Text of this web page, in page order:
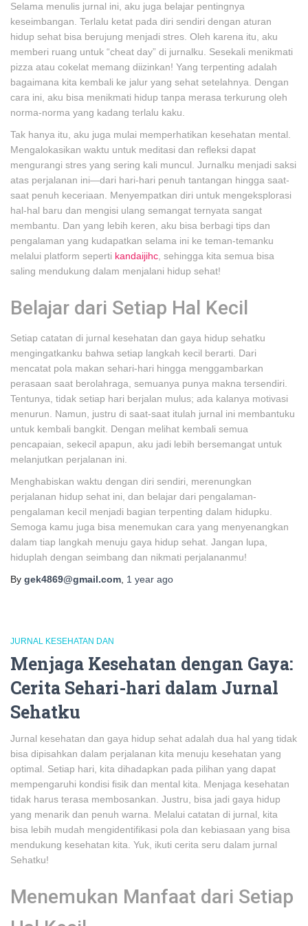
Selama menulis jurnal ini, aku juga belajar pentingnya
keseimbangan. Terlalu ketat pada diri sendiri dengan aturan
hidup sehat bisa berujung menjadi stres. Oleh karena itu, aku
memberi ruang untuk “cheat day” di jurnalku. Sesekali menikmati
pizza atau cokelat memang diizinkan! Yang terpenting adalah
bagaimana kita kembali ke jalur yang sehat setelahnya. Dengan
cara ini, aku bisa menikmati hidup tanpa merasa terkurung oleh
norma-norma yang kadang terlalu kaku.
Tak hanya itu, aku juga mulai memperhatikan kesehatan mental.
Mengalokasikan waktu untuk meditasi dan refleksi dapat
mengurangi stres yang sering kali muncul. Jurnalku menjadi saksi
atas perjalanan ini—dari hari-hari penuh tantangan hingga saat-
saat penuh keceriaan. Menyempatkan diri untuk mengeksplorasi
hal-hal baru dan mengisi ulang semangat ternyata sangat
membantu. Dan yang lebih keren, aku bisa berbagi tips dan
pengalaman yang kudapatkan selama ini ke teman-temanku
melalui platform seperti kandaijihc , sehingga kita semua bisa
saling mendukung dalam menjalani hidup sehat!
Belajar dari Setiap Hal Kecil
Setiap catatan di jurnal kesehatan dan gaya hidup sehatku
mengingatkanku bahwa setiap langkah kecil berarti. Dari
mencatat pola makan sehari-hari hingga menggambarkan
perasaan saat berolahraga, semuanya punya makna tersendiri.
Tentunya, tidak setiap hari berjalan mulus; ada kalanya motivasi
menurun. Namun, justru di saat-saat itulah jurnal ini membantuku
untuk kembali bangkit. Dengan melihat kembali semua
pencapaian, sekecil apapun, aku jadi lebih bersemangat untuk
melanjutkan perjalanan ini.
Menghabiskan waktu dengan diri sendiri, merenungkan
perjalanan hidup sehat ini, dan belajar dari pengalaman-
pengalaman kecil menjadi bagian terpenting dalam hidupku.
Semoga kamu juga bisa menemukan cara yang menyenangkan
dalam tiap langkah menuju gaya hidup sehat. Jangan lupa,
hiduplah dengan seimbang dan nikmati perjalananmu!
By gek4869@gmail.com 1 year ago
JURNAL KESEHATAN DAN
Menjaga Kesehatan dengan Gaya:
Cerita Sehari-hari dalam Jurnal
Sehatku
Jurnal kesehatan dan gaya hidup sehat adalah dua hal yang tidak
bisa dipisahkan dalam perjalanan kita menuju kesehatan yang
optimal. Setiap hari, kita dihadapkan pada pilihan yang dapat
mempengaruhi kondisi fisik dan mental kita. Menjaga kesehatan
tidak harus terasa membosankan. Justru, bisa jadi gaya hidup
yang menarik dan penuh warna. Melalui catatan di jurnal, kita
bisa lebih mudah mengidentifikasi pola dan kebiasaan yang bisa
mendukung kesehatan kita. Yuk, ikuti cerita seru dalam jurnal
Sehatku!
Menemukan Manfaat dari Setiap